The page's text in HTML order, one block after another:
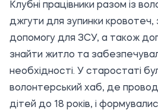
Клубні працівники разом із
джгути для зупинки кровотеч,
допомогу для ЗСУ, а також
знайти житло та
необхідності. У старостаті
волонтерський хаб, де
дітей до 18 років, і